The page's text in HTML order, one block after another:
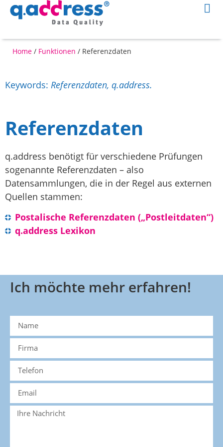
Home / Funktionen / Referenzdaten
Keywords: Referenzdaten, q.address.
Referenzdaten
q.address benötigt für verschiedene Prüfungen
sogenannte Referenzdaten – also
Datensammlungen, die in der Regel aus externen
Quellen stammen:
Postalische Referenzdaten („Postleitdaten“)
q.address Lexikon
Ich möchte mehr erfahren!